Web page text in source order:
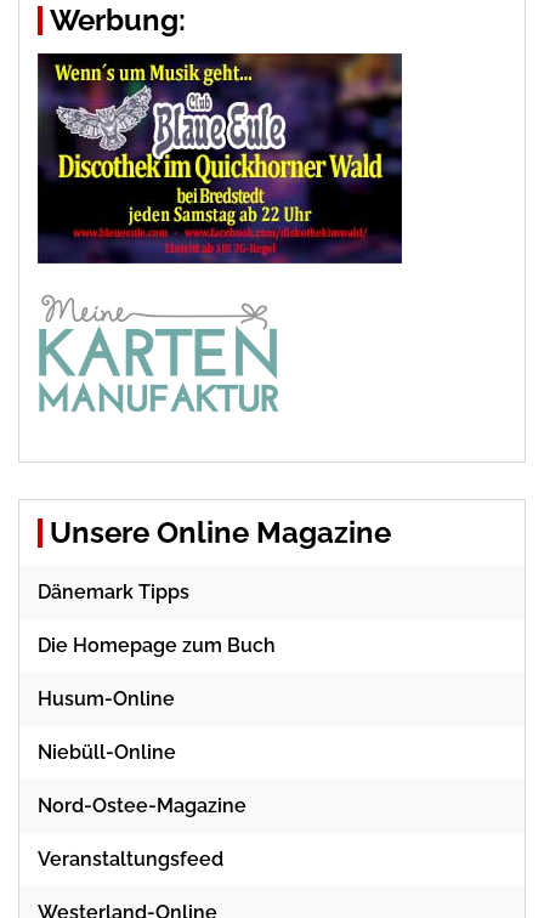
Werbung:
Unsere Online Magazine
Dänemark Tipps
Die Homepage zum Buch
Husum-Online
Niebüll-Online
Nord-Ostee-Magazine
Veranstaltungsfeed
Westerland-Online